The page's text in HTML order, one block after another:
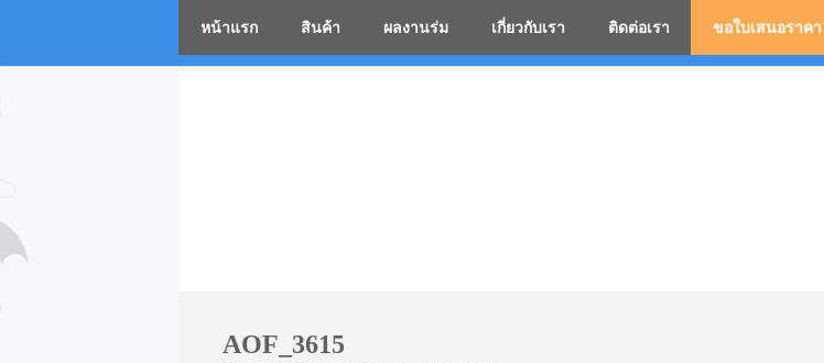
หน้าแรก สินค้า ผลงานร่ม เกี่ยวกับเรา ติดต่อเรา ขอใบเสนอราคา
AOF_3615
โรงงานร่มสกรีนโลโก้ ร่มพรีเมี่ยม ร่มตอนเดียว